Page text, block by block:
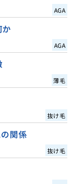
AGA
か
AGA
薄毛
抜け毛
関係
抜け毛